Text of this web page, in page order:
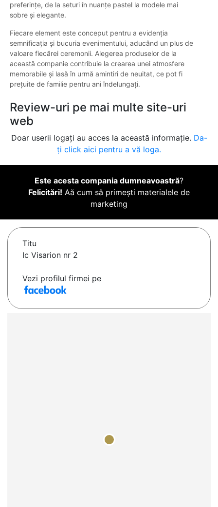
preferințe, de la seturi în nuanțe pastel la modele mai
sobre și elegante.
Fiecare element este conceput pentru a evidenția
semnificația și bucuria evenimentului, aducând un plus de
valoare fiecărei ceremonii. Alegerea produselor de la
această companie contribuie la crearea unei atmosfere
memorabile și lasă în urmă amintiri de neuitat, ce pot fi
prețuite de familie pentru ani îndelungați.
Review-uri pe mai multe site-uri
web
Doar userii logați au acces la această informație. Da-
ți click aici pentru a vă loga.
Este acesta compania dumneavoastră?
Felicitări! Aă cum să primești materialele de
marketing
Titu
Ic Visarion nr 2
Vezi profilul firmei pe